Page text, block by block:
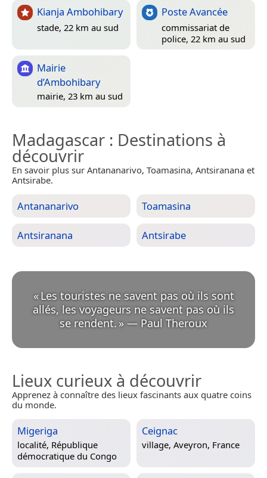
Kianja Ambohibary
stade, 22 km au sud
Poste Avancée
commissariat de
police, 22 km au sud
Mairie
d’Ambohibary
mairie, 23 km au sud
Madagascar : Destinations à
découvrir
En savoir plus sur Antananarivo, Toamasina, Antsiranana et
Antsirabe.
Antananarivo Toamasina
Antsiranana Antsirabe
«Les touristes ne savent pas où ils sont
allés, les voyageurs ne savent pas où ils
se rendent. » — Paul Theroux
Lieux curieux à découvrir
Apprenez à connaître des lieux fascinants aux quatre coins
du monde.
Migeriga
localité, République
démocratique du Congo
Ceignac
village, Aveyron, France